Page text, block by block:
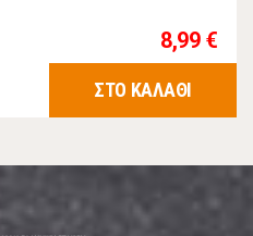
8,99 €
ΣΤΟ ΚΑΛΑΘΙ